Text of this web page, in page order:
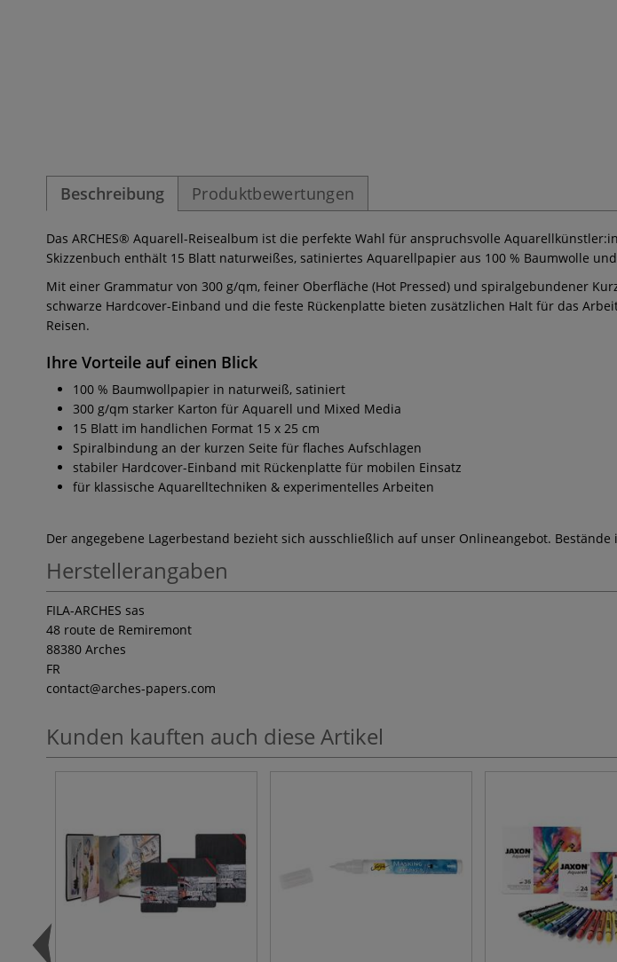
Beschreibung Produktbewertungen
Das ARCHES® Aquarell-Reisealbum ist die perfekte Wahl für anspruchsvolle
Skizzenbuch enthält 15 Blatt naturweißes, satiniertes Aquarellpapier aus 100 % Baumwolle
Mit einer Grammatur von 300 g/qm, feiner Oberfläche (Hot Pressed) und spiralgebundener
schwarze Hardcover-Einband und die feste Rückenplatte bieten zusätzlichen Halt für das
Reisen.
Ihre Vorteile auf einen Blick
100 % Baumwollpapier in naturweiß, satiniert
300 g/qm starker Karton für Aquarell und Mixed Media
15 Blatt im handlichen Format 15 x 25 cm
Spiralbindung an der kurzen Seite für flaches Aufschlagen
stabiler Hardcover-Einband mit Rückenplatte für mobilen Einsatz
für klassische Aquarelltechniken & experimentelles Arbeiten
Der angegebene Lagerbestand bezieht sich ausschließlich auf unser Onlineangebot.
Herstellerangaben
FILA-ARCHES sas
48 route de Remiremont
88380 Arches
FR
contact@arches-papers.com
Kunden kauften auch diese Artikel